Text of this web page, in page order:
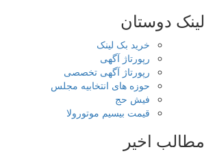
لینک دوستان
خرید بک لینک
رپورتاژ آگهی
رپورتاژ آگهی تخصصی
حوزه های انتخابیه مجلس
فیش حج
قیمت بیسیم موتورولا
مطالب اخیر